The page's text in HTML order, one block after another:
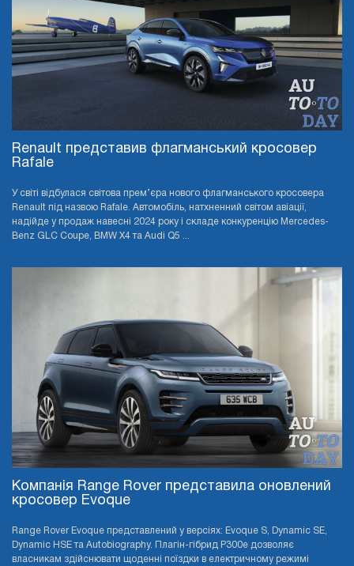
Renault представив флагманський кросовер
Rafale
У світі відбулася світова прем’єра нового флагманського кросовера
Renault під назвою Rafale. Автомобіль, натхненний світом авіації,
надійде у продаж навесні 2024 року і складе конкуренцію Mercedes-
Benz GLC Coupe, BMW X4 та Audi Q5 ...
Компанія Range Rover представила оновлений
кросовер Evoque
Range Rover Evoque представлений у версіях: Evoque S, Dynamic SE,
Dynamic HSE та Autobiography. Плагін-гібрид P300e дозволяє
власникам здійснювати щоденні поїздки в електричному режимі